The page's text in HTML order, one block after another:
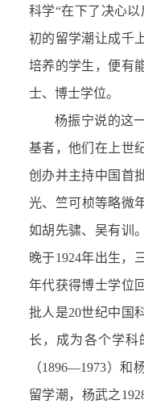
科学“在下了决心
初的留学潮让成千
培养的学生，便有
士、博士学位。
杨振宁说的这
基者，他们在上世
创办并主持中国首
光、竺可桢等略微
如胡先骕、吴有训
晚于1924年出生，
年代获得博士学位
批人是20世纪中国
长，成为各个学
（1896—1973）和
留学潮，杨武之